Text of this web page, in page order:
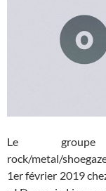
Le
rock/metal/
1er février 2019